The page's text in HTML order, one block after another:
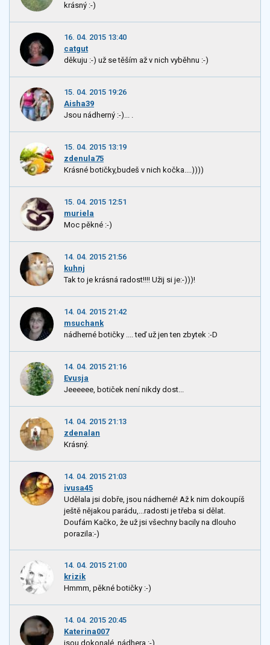
krásný :-)
16. 04. 2015 13:40
catgut
děkuju :-) už se těším až v nich vyběhnu :-)
15. 04. 2015 19:26
Aisha39
Jsou nádherný :-)... .
15. 04. 2015 13:19
zdenula75
Krásné botičky,budeš v nich kočka....))))
15. 04. 2015 12:51
muriela
Moc pěkné :-)
14. 04. 2015 21:56
kuhnj
Tak to je krásná radost!!!! Užij si je:-)))!
14. 04. 2015 21:42
msuchank
nádherné botičky .... teď už jen ten zbytek :-D
14. 04. 2015 21:16
Evusja
Jeeeeee, botiček není nikdy dost...
14. 04. 2015 21:13
zdenalan
Krásný.
14. 04. 2015 21:03
ivusa45
Udělala jsi dobře, jsou nádherné! Až k nim dokoupíš
ještě nějakou parádu,...radosti je třeba si dělat.
Doufám Kačko, že už jsi všechny bacily na dlouho
porazila:-)
14. 04. 2015 21:00
krizik
Hmmm, pěkné botičky :-)
14. 04. 2015 20:45
Katerina007
jsou dokonalé, nádhera :-)